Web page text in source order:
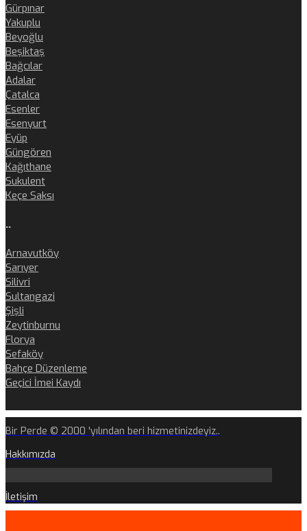
Gürpınar
Yakuplu
Beyoğlu
Beşiktaş
Bağcılar
Adalar
Çatalca
Esenler
Esenyurt
Eyüp
Güngören
Kağıthane
Sukulent
Keçe Saksı
..
Arnavutköy
Sarıyer
Silivri
Sultangazi
Şişli
Zeytinburnu
Florya
Sefaköy
Bahçe Düzenleme
Geçici İmei Kaydı
Bir Perde © 2000 'yılından beri hizmetinizdeyiz..
Hakkımızda
İletişim